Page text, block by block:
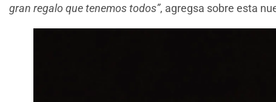
gran regalo que tenemos todos”, agregsa sobre esta